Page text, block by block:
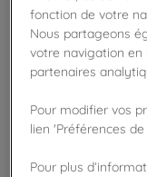
fonction de votre
Nous partageons
votre navigation en
partenaires
Pour modifier vos
lien 'Préférences
Pour plus